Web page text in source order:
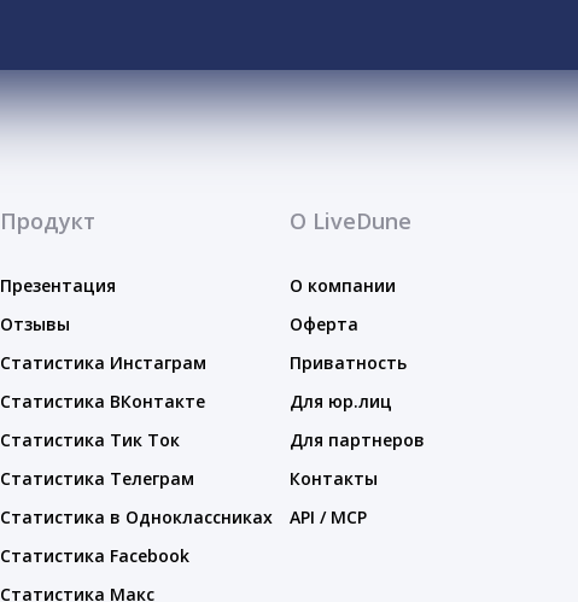
Продукт
Презентация
Отзывы
Статистика Инстаграм
Статистика ВКонтакте
Статистика Тик Ток
Статистика Телеграм
Статистика в Одноклассниках
Статистика Facebook
Статистика Макс
О LiveDune
О компании
Оферта
Приватность
Для юр.лиц
Для партнеров
Контакты
API / MCP